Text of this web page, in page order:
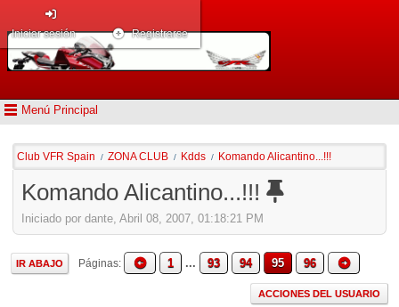
Menú Principal
Iniciar sesión Registrarse
Club VFR Spain / ZONA CLUB / Kdds / Komando Alicantino...!!!
Komando Alicantino...!!!
Iniciado por dante, Abril 08, 2007, 01:18:21 PM
IR ABAJO Páginas 1 ... 93 94 95 96
ACCIONES DEL USUARIO